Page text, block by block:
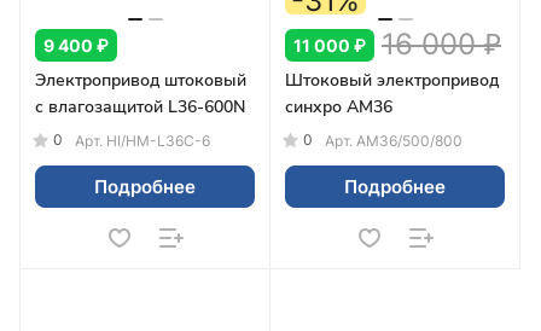
9 400 ₽
Электропривод штоковый
с влагозащитой L36-600N
0 Арт. HI/HM-L36C-6
Подробнее
11 000 ₽ 16 000 ₽
Штоковый электропривод
синхро AM36
0 Арт. AM36/500/800
Подробнее